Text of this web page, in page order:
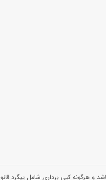
و هرگونه کپی برداری شامل پیگرد